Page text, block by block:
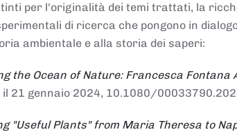
per l'originalità dei temi trattati, la
di ricerca che pongono in
ambientale e alla storia dei saperi:
the Ocean of Nature: Francesca Fontana
il 21 gennaio 2024, 10.1080/
"Useful Plants" from Maria Theresa to